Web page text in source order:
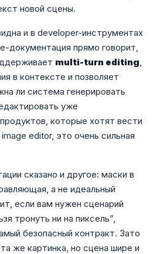
новой сцены.
и в developer-инструментах
документация прямо говорит,
multi-turn editing,
в контексте и позволяет
ли система генерировать
уже
которые хотят вести
editor, это очень сильная
сказано и другое: маски в
а не идеальный
если вам нужен сценарий
тронуть ни на пиксель”,
безопасный контракт. Зато
же картинка, но сцена шире и